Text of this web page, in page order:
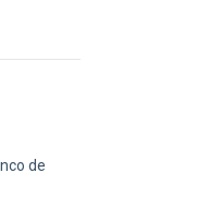
de